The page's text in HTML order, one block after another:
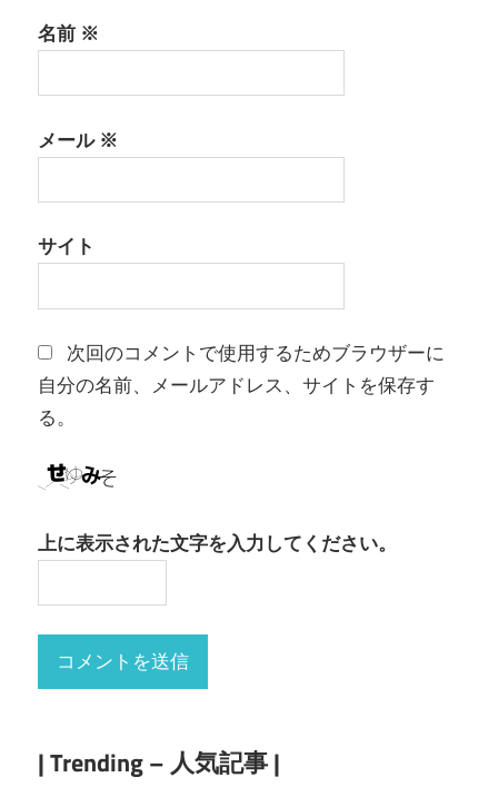
名前 ※
メール※
サイト
次回のコメントで使用するためブラウザーに
自分の名前、メールアドレス、サイトを保存す
る。
上に表示された文字を入力してください。
| Trending – 人気記事 |